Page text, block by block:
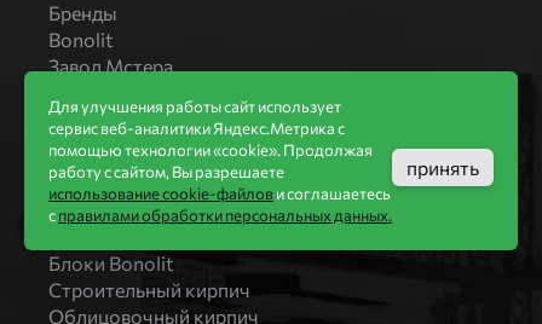
Бренды
Bonolit
Завод Мстера
Магма Керамик
Комбинат СТРОМА
Вяземский кирпичный завод
Продукция
Блоки Bonolit
Строительный кирпич
Облицовочный кирпич
Для улучшения работы сайт использует
сервис веб-аналитики Яндекс.Метрика с
помощью технологии «cookie». Продолжая
работу с сайтом, Вы разрешаете
использование cookie-файлови соглашаетесь
справилами обработки персональных данных.
принять